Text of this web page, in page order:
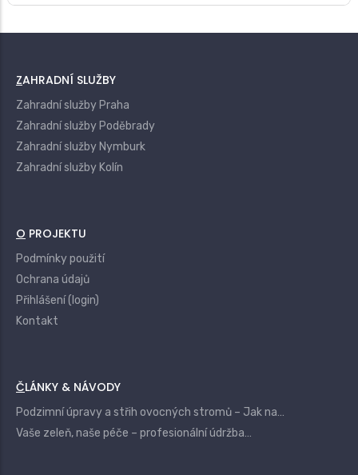
ZAHRADNÍ SLUŽBY
Zahradní služby Praha
Zahradní služby Poděbrady
Zahradní služby Nymburk
Zahradní služby Kolín
O PROJEKTU
Podmínky použití
Ochrana údajů
Přihlášení (login)
Kontakt
ČLÁNKY & NÁVODY
Podzimní úpravy a střih ovocných stromů – Jak na…
Vaše zeleň, naše péče – profesionální údržba…